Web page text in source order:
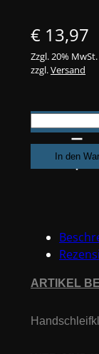
€ 13,97
Zzgl. 20% MwSt.
zzgl.Versand
Schleifklotz
MengeIn den
ARTIKEL